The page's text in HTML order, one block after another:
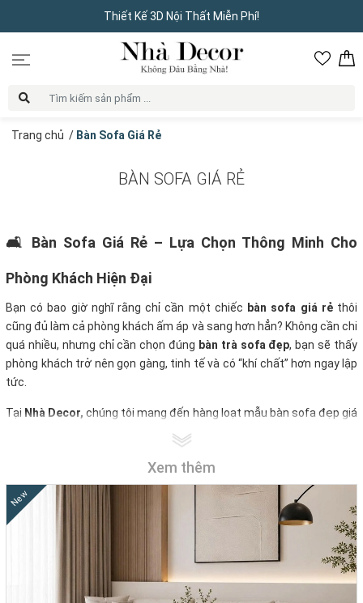
Thiết Kế 3D Nội Thất Miễn Phí!
Trang chủ / Bàn Sofa Giá Rẻ
BÀN SOFA GIÁ RẺ
🛋️ Bàn Sofa Giá Rẻ – Lựa Chọn Thông Minh Cho
Phòng Khách Hiện Đại
Bạn có bao giờ nghĩ rằng chỉ cần một chiếc bàn sofa giá rẻthôi
cũng đủ làm cả phòng khách ấm áp và sang hơn hẳn? Không cần chi
quá nhiều, nhưng chỉ cần chọn đúng bàn trà sofa đẹp, bạn sẽ thấy
phòng khách trở nên gọn gàng, tinh tế và có “khí chất” hơn ngay lập
tức.
Tại Nhà Decor, chúng tôi mang đến hàng loạt mẫu bàn sofa đẹp giá
rẻ – từ bàn trà gỗ chắc chắn, bàn sofa mặt đá sang trọng đến bàn
tròn nhỏ gọn hay bàn trà thông minh đa năng. Mỗi thiết kế đều được
cân nhắc kỹ lưỡng để vừa tối ưu công năng, vừa giúp phòng khách
thêm sang trọng và cá tính, phù hợp với nhiều phong cách sống
khác nhau.
TP.HCM, Bình Dương, Biên Hòa và Quy
– khách hàng có thể ghé thăm để trực tiếp trải nghiệm. Và
vẫn hỗ trợ giao hàng nhanh toàn quốc,
đảm bảo sản phẩm đến tay bạn nguyên vẹn, đúng mẫu và đúng
Xem thêm
New